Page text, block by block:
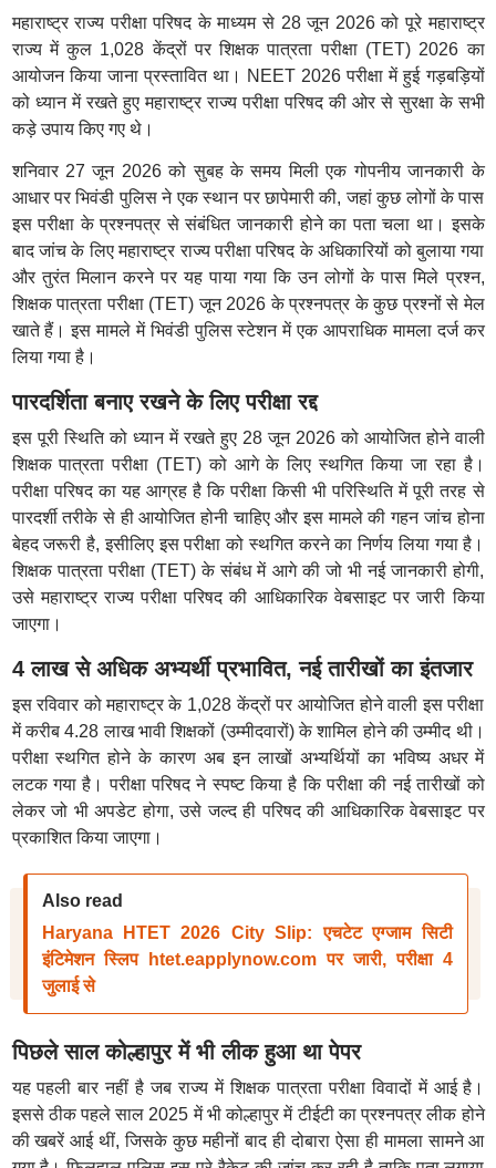
महाराष्ट्र राज्य परीक्षा परिषद के माध्यम से 28 जून 2026 को पूरे महाराष्ट्र
राज्य में कुल 1,028 केंद्रों पर शिक्षक पात्रता परीक्षा (TET) 2026 का
आयोजन किया जाना प्रस्तावित था। NEET 2026 परीक्षा में हुई गड़बड़ियों
को ध्यान में रखते हुए महाराष्ट्र राज्य परीक्षा परिषद की ओर से सुरक्षा के सभी
कड़े उपाय किए गए थे।
शनिवार 27 जून 2026 को सुबह के समय मिली एक गोपनीय जानकारी के
आधार पर भिवंडी पुलिस ने एक स्थान पर छापेमारी की, जहां कुछ लोगों के पास
इस परीक्षा के प्रश्नपत्र से संबंधित जानकारी होने का पता चला था। इसके
बाद जांच के लिए महाराष्ट्र राज्य परीक्षा परिषद के अधिकारियों को बुलाया गया
और तुरंत मिलान करने पर यह पाया गया कि उन लोगों के पास मिले प्रश्न,
शिक्षक पात्रता परीक्षा (TET) जून 2026 के प्रश्नपत्र के कुछ प्रश्नों से मेल
खाते हैं। इस मामले में भिवंडी पुलिस स्टेशन में एक आपराधिक मामला दर्ज कर
लिया गया है।
पारदर्शिता बनाए रखने के लिए परीक्षा रद्द
इस पूरी स्थिति को ध्यान में रखते हुए 28 जून 2026 को आयोजित होने वाली
शिक्षक पात्रता परीक्षा (TET) को आगे के लिए स्थगित किया जा रहा है।
परीक्षा परिषद का यह आग्रह है कि परीक्षा किसी भी परिस्थिति में पूरी तरह से
पारदर्शी तरीके से ही आयोजित होनी चाहिए और इस मामले की गहन जांच होना
बेहद जरूरी है, इसीलिए इस परीक्षा को स्थगित करने का निर्णय लिया गया है।
शिक्षक पात्रता परीक्षा (TET) के संबंध में आगे की जो भी नई जानकारी होगी,
उसे महाराष्ट्र राज्य परीक्षा परिषद की आधिकारिक वेबसाइट पर जारी किया
जाएगा।
4 लाख से अधिक अभ्यर्थी प्रभावित, नई तारीखों का इंतजार
इस रविवार को महाराष्ट्र के 1,028 केंद्रों पर आयोजित होने वाली इस परीक्षा
में करीब 4.28 लाख भावी शिक्षकों (उम्मीदवारों) के शामिल होने की उम्मीद थी।
परीक्षा स्थगित होने के कारण अब इन लाखों अभ्यर्थियों का भविष्य अधर में
लटक गया है। परीक्षा परिषद ने स्पष्ट किया है कि परीक्षा की नई तारीखों को
लेकर जो भी अपडेट होगा, उसे जल्द ही परिषद की आधिकारिक वेबसाइट पर
प्रकाशित किया जाएगा।
Also read
Haryana HTET 2026 City Slip: एचटेट एग्जाम सिटी
इंटिमेशन स्लिप htet.eapplynow.com पर जारी, परीक्षा 4
जुलाई से
पिछले साल कोल्हापुर में भी लीक हुआ था पेपर
यह पहली बार नहीं है जब राज्य में शिक्षक पात्रता परीक्षा विवादों में आई है।
इससे ठीक पहले साल 2025 में भी कोल्हापुर में टीईटी का प्रश्नपत्र लीक होने
की खबरें आई थीं, जिसके कुछ महीनों बाद ही दोबारा ऐसा ही मामला सामने आ